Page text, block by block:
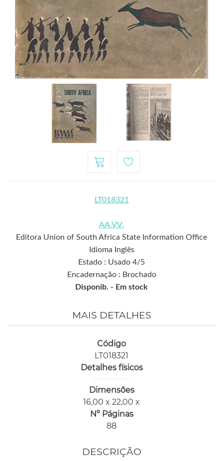
LT018321
AA.VV.
Editora Union of South Africa State Information Office
Idioma Inglês
Estado : Usado 4/5
Encadernação : Brochado
Disponib. - Em stock
MAIS DETALHES
Código
LT018321
Detalhes físicos
Dimensões
16,00 x 22,00 x
Nº Páginas
88
DESCRIÇÃO